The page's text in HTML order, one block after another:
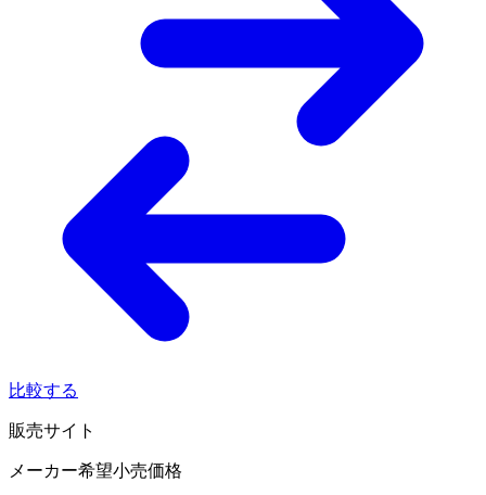
比較する
販売サイト
メーカー希望小売価格